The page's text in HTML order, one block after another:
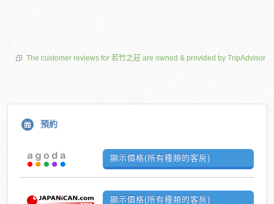
The customer reviews for 若竹之莊 are owned & provided by TripAdvisor
預約
顯示價格(所有種類的客房)
顯示價格(所有種類的客房)